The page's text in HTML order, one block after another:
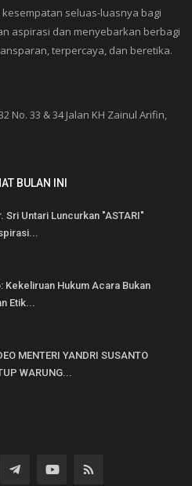
seluas-luasnya bagi
aspirasi dan menyebarkan berbagi
terpercaya, dan beretika.
No. 33 & 34 Jalan KH Zainul Arifin,
BULAN INI
Sri Untari Luncurkan "ASTARI"
Kekeliruan Hukum Acara Bukan
Etik...
MENTERI YANDRI SUSANTO
WARUNG...